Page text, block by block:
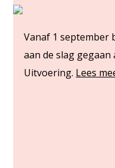
Vanaf 1 september
aan de slag
Uitvoering. Lees